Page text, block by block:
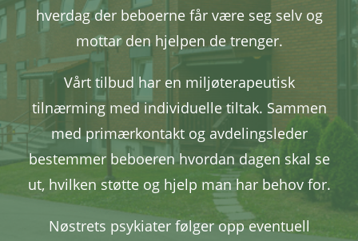
hverdag der beboerne får være seg selv og
mottar den hjelpen de trenger.
Vårt tilbud har en miljøterapeutisk
tilnærming med individuelle tiltak. Sammen
med primærkontakt og avdelingsleder
bestemmer beboeren hvordan dagen skal se
ut, hvilken støtte og hjelp man har behov for.
Nøstrets psykiater følger opp eventuell